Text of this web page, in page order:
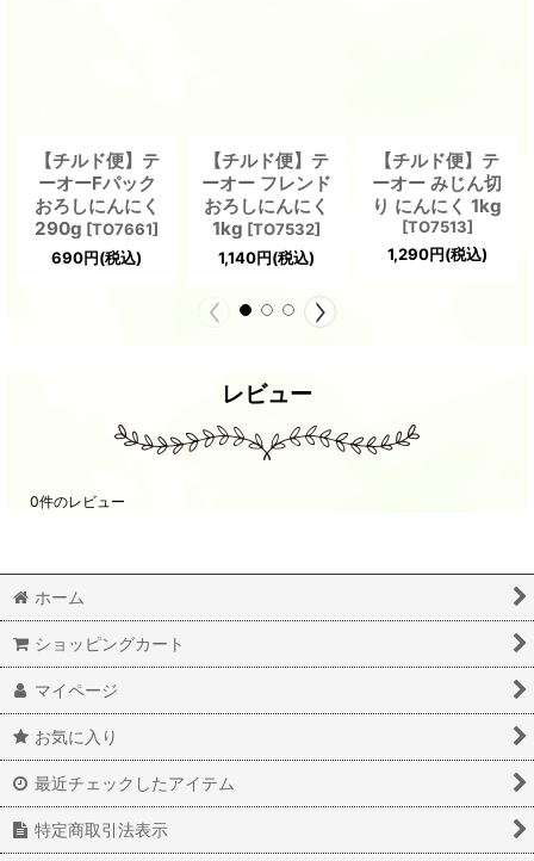
【チルド便】テ
ーオーFパック
おろしにんにく
290g [TO7661]
690円(税込)
【チルド便】テ
ーオー フレンド
おろしにんにく
1kg [TO7532]
1,140円(税込)
【チルド便】テ
ーオー みじん切
り にんにく 1kg
[TO7513]
1,290円(税込)
レビュー
0件のレビュー
ホーム
ショッピングカート
マイページ
お気に入り
最近チェックしたアイテム
特定商取引法表示